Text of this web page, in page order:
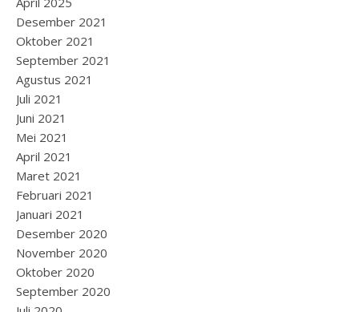
Desember 2021
Oktober 2021
September 2021
Agustus 2021
Juli 2021
Juni 2021
Mei 2021
April 2021
Maret 2021
Februari 2021
Januari 2021
Desember 2020
November 2020
Oktober 2020
September 2020